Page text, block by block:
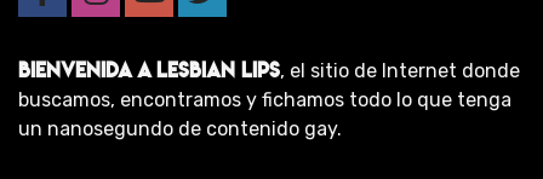
BIENVENIDA A LESBIAN LIPS, el sitio de Internet donde
buscamos, encontramos y fichamos todo lo que tenga
un nanosegundo de contenido gay.